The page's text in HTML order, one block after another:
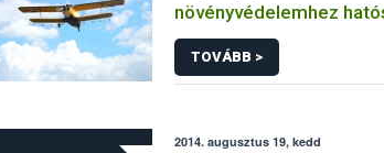
növényvédelemhez
engedéllyel rendelkező
TOVÁBB >
2014. augusztus 19, kedd